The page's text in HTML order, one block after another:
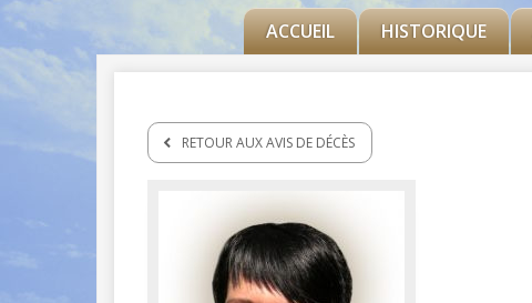
ACCUEIL HISTORIQUE
RETOUR AUX AVIS DE DÉCÈS